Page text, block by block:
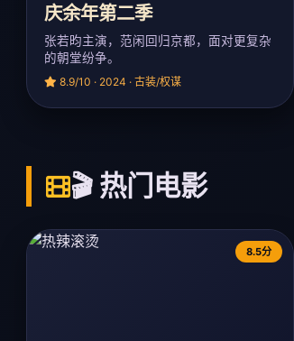
庆余年第二季
张若昀主演，范闲回归京都，面对更复杂
的朝堂纷争。
8.9/10 · 2024 · 古装/权谋
🎬 热门电影
8.5分